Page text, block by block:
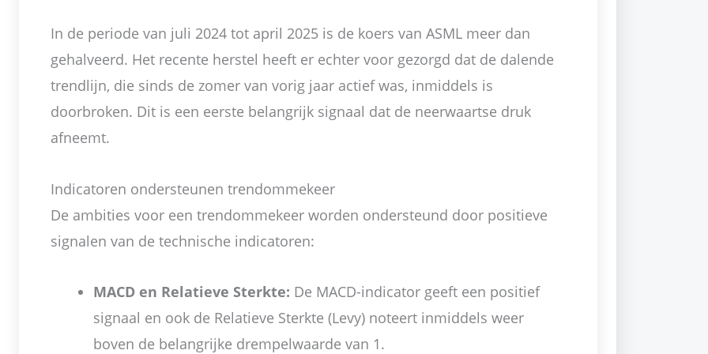
In de periode van juli 2024 tot april 2025 is de koers van ASML meer dan
gehalveerd. Het recente herstel heeft er echter voor gezorgd dat de dalende
trendlijn, die sinds de zomer van vorig jaar actief was, inmiddels is
doorbroken. Dit is een eerste belangrijk signaal dat de neerwaartse druk
afneemt.
Indicatoren ondersteunen trendommekeer
De ambities voor een trendommekeer worden ondersteund door positieve
signalen van de technische indicatoren:
MACD en Relatieve Sterkte: De MACD-indicator geeft een positief
signaal en ook de Relatieve Sterkte (Levy) noteert inmiddels weer
boven de belangrijke drempelwaarde van 1.